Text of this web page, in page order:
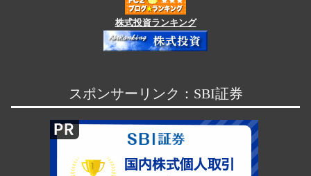
株式投資ランキング
スポンサーリンク：SBI証券